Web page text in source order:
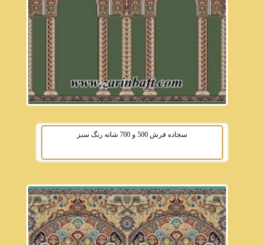
سجاده فرش 500 و 700 شانه رنگ سبز